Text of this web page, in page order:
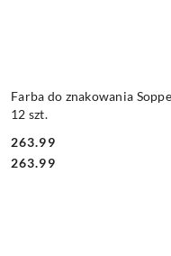
Farba do znakowania
12 szt.
Cena:
263.99
Cena:
263.99